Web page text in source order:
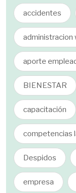
accidentes
administracion
aporte
BIENESTAR
capacitación
competencias
Despidos
empresa